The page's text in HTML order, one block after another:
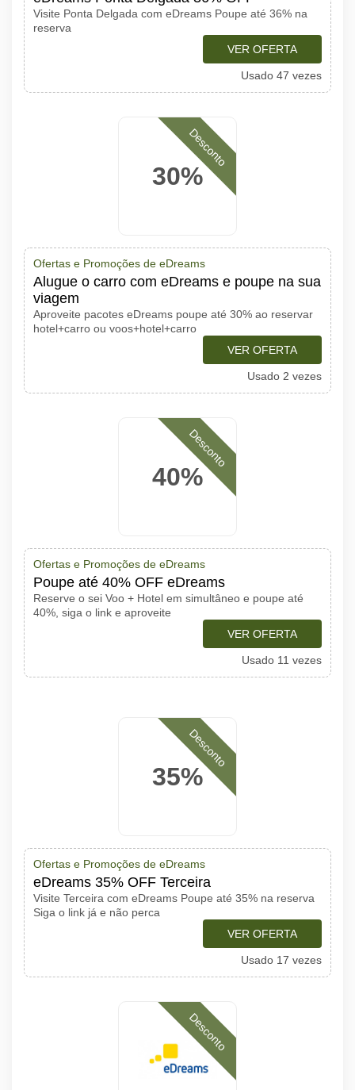
Visite Ponta Delgada com eDreams Poupe até 36% na
reserva
VER OFERTA
Usado 47 vezes
30%
Desconto
Ofertas e Promoções de eDreams
Alugue o carro com eDreams e poupe na sua
viagem
Aproveite pacotes eDreams poupe até 30% ao reservar
hotel+carro ou voos+hotel+carro
VER OFERTA
Usado 2 vezes
40%
Desconto
Ofertas e Promoções de eDreams
Poupe até 40% OFF eDreams
Reserve o sei Voo + Hotel em simultâneo e poupe até
40%, siga o link e aproveite
VER OFERTA
Usado 11 vezes
35%
Desconto
Ofertas e Promoções de eDreams
eDreams 35% OFF Terceira
Visite Terceira com eDreams Poupe até 35% na reserva
Siga o link já e não perca
VER OFERTA
Usado 17 vezes
Desconto